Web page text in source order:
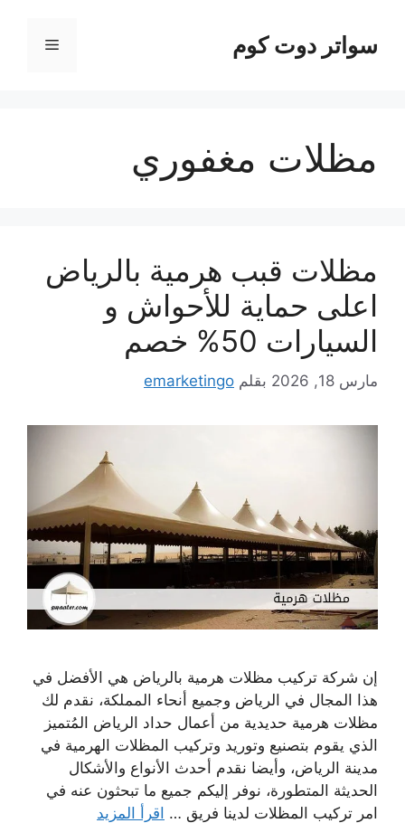
المحتوىسواتر دوت كوم القائمة
مظلات مغفوري
مظلات قبب هرمية بالرياض
اعلى حماية للأحواش و
السيارات 50% خصم
مارس 18, 2026 بقلم emarketingo
إن شركة تركيب مظلات هرمية بالرياض هي الأفضل في
هذا المجال في الرياض وجميع أنحاء المملكة، نقدم لك
مظلات هرمية حديدية من أعمال حداد الرياض المُتميز
الذي يقوم بتصنيع وتوريد وتركيب المظلات الهرمية في
مدينة الرياض، وأيضا نقدم أحدث الأنواع والأشكال
الحديثة المتطورة، نوفر إليكم جميع ما تبحثون عنه في
امر تركيب المظلات لدينا فريق … اقرأ المزيد